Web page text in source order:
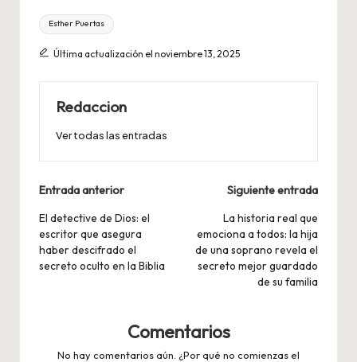
Etiquetas:
Esther Puertas
Última actualización el noviembre 13, 2025
Redaccion
Ver todas las entradas
Navegación
de
entradas
Entrada anterior
El detective de Dios: el
escritor que asegura
haber descifrado el
secreto oculto en la Biblia
Siguiente entrada
La historia real que
emociona a todos: la hija
de una soprano revela el
secreto mejor guardado
de su familia
Comentarios
No hay comentarios aún. ¿Por qué no comienzas el